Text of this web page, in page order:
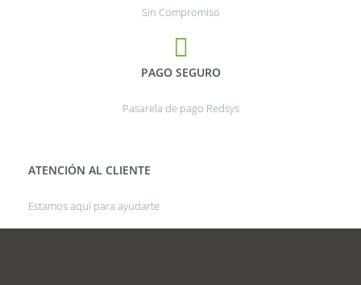
Sin Compromiso
PAGO SEGURO
Pasarela de pago Redsys
ATENCIÓN AL CLIENTE
Estamos aquí para ayudarte